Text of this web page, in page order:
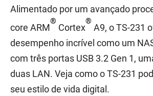
Alimentado por um avançado
core ARM
®
Cortex
®
A9, o TS-231
desempenho incrível como um
com três portas USB 3.2 Gen 1,
duas LAN. Veja como o TS-231
seu estilo de vida digital.